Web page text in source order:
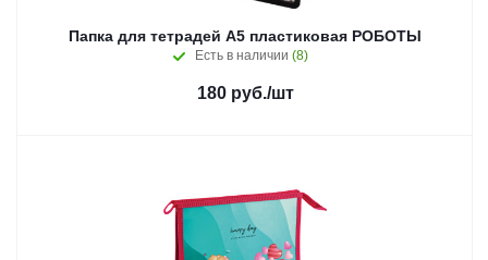
Папка для тетрадей А5 пластиковая РОБОТЫ
Есть в наличии (8)
180руб./шт